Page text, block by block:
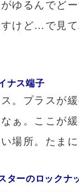
ゆるんでど
けど…で見
ナス端子
。プラスが
ぁ。ここが
場所。たまに
ターのロックナ